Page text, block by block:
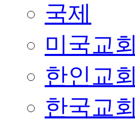
국제
미국교회
한인교회
한국교회